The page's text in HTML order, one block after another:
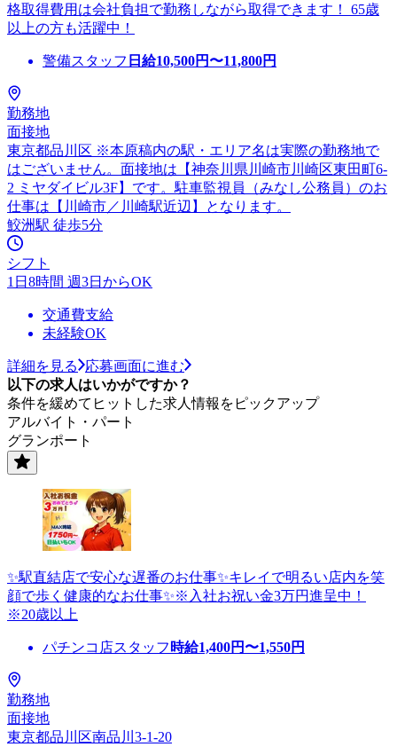
格取得費用は会社負担で勤務しながら取得できます！ 65歳
以上の方も活躍中！
警備スタッフ 日給10,500円〜11,800円
勤務地
面接地
東京都品川区 ※本原稿内の駅・エリア名は実際の勤務地で
はございません。面接地は【神奈川県川崎市川崎区東田町6-
2 ミヤダイビル3F】です。駐車監視員（みなし公務員）のお
仕事は【川崎市／川崎駅近辺】となります。
鮫洲駅 徒歩5分
シフト
1日8時間 週3日からOK
交通費支給
未経験OK
詳細を見る
応募画面に進む
以下の求人はいかがですか？
条件を緩めてヒットした求人情報をピックアップ
アルバイト・パート
グランポート
✨駅直結店で安心な遅番のお仕事✨キレイで明るい店内を笑
顔で歩く健康的なお仕事✨※入社お祝い金3万円進呈中！
※20歳以上
パチンコ店スタッフ 時給1,400円〜1,550円
勤務地
面接地
東京都品川区南品川3-1-20